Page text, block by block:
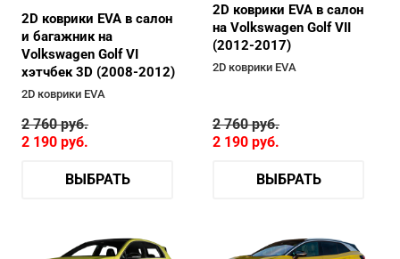
2D коврики EVA в салон
и багажник на
Volkswagen Golf VI
хэтчбек 3D (2008-2012)
2D коврики EVA
2 760руб.
2 190 руб.
ВЫБРАТЬ
2D коврики EVA в салон
на Volkswagen Golf VII
(2012-2017)
2D коврики EVA
2 760руб.
2 190 руб.
ВЫБРАТЬ